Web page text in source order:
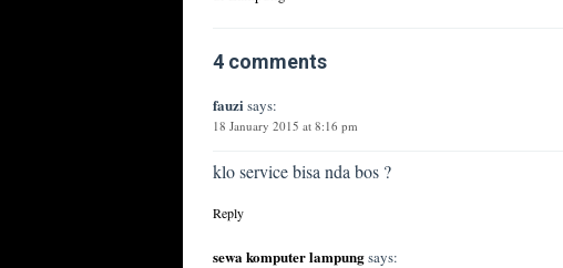
4 comments
fauzisays:
18 January 2015 at 8:16 pm
klo service bisa nda bos ?
Reply
sewa komputer lampungsays: